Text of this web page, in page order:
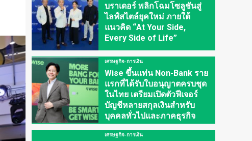
บราเดอร์ พลิกโฉมโซลูชันสู่
ไลฟ์สไตล์ยุคใหม่ ภายใต้
แนวคิด “At Your Side,
Every Side of Life”
เศรษฐกิจ-การเงิน
Wise ขึ้นแท่น Non-Bank ราย
แรกที่ได้รับใบอนุญาตครบชุด
ในไทย เตรียมเปิดตัวฟีเจอร์
บัญชีหลายสกุลเงินสำหรับ
บุคคลทั่วไปและภาคธุรกิจ
เศรษฐกิจ-การเงิน